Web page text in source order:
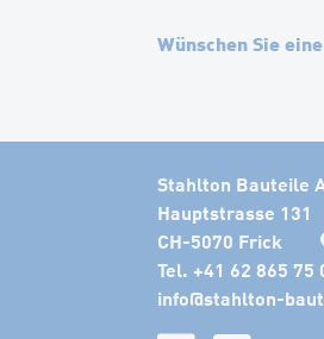
Wünschen Sie
Stahlton Bauteile
Hauptstrasse 131
CH-5070 Frick
Tel. +41 62 865 75
info@stahlton-